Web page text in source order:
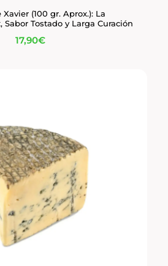
(100 gr. Aprox.): La
Sabor Tostado y Larga Curación
17,90€